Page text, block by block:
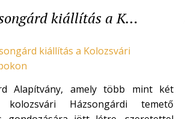
kiállítás a K…
Alapítvány, amely több mint két
Házsongárdi temető